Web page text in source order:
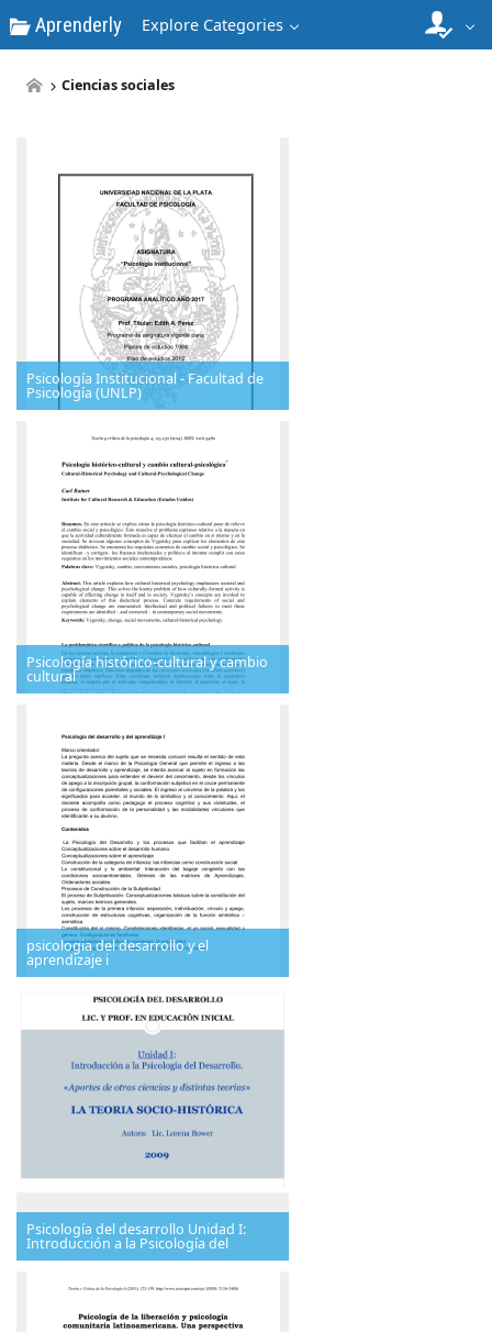
Aprenderly Explore Categories
Ciencias sociales
Psicología Institucional - Facultad de
Psicología (UNLP)
Psicología histórico-cultural y cambio
cultural
psicologia del desarrollo y el
aprendizaje i
Psicología del desarrollo Unidad I:
Introducción a la Psicología del